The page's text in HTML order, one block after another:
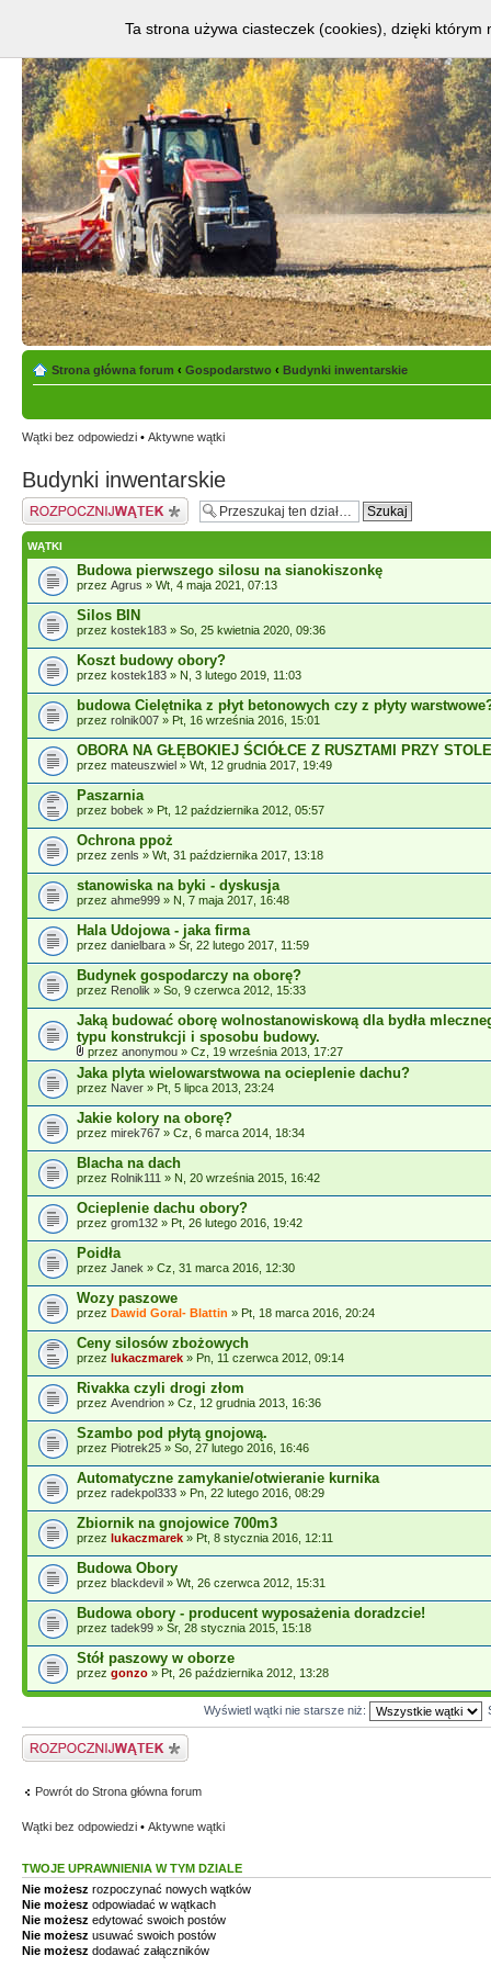
Strona główna forum ‹ Gospodarstwo ‹ Budynki inwentarskie
Wątki bez odpowiedzi • Aktywne wątki
Budynki inwentarskie
Napisz wątek
WĄTKI
Budowa pierwszego silosu na sianokiszonkę
przez Agrus » Wt, 4 maja 2021, 07:13
Silos BIN
przez kostek183 » So, 25 kwietnia 2020, 09:36
Koszt budowy obory?
przez kostek183 » N, 3 lutego 2019, 11:03
budowa Cielętnika z płyt betonowych czy z płyty
przez rolnik007 » Pt, 16 września 2016, 15:01
OBORA NA GŁĘBOKIEJ ŚCIÓŁCE Z RUSZTAMI PRZY
przez mateuszwiel » Wt, 12 grudnia 2017, 19:49
Paszarnia
przez bobek » Pt, 12 października 2012, 05:57
Ochrona ppoż
przez zenls » Wt, 31 października 2017, 13:18
stanowiska na byki - dyskusja
przez ahme999 » N, 7 maja 2017, 16:48
Hala Udojowa - jaka firma
przez danielbara » Śr, 22 lutego 2017, 11:59
Budynek gospodarczy na oborę?
przez Renolik » So, 9 czerwca 2012, 15:33
Jaką budować oborę wolnostanowiskową dla bydła
typu konstrukcji i sposobu budowy.
przez anonymou » Cz, 19 września 2013, 17:27
Jaka plyta wielowarstwowa na ocieplenie dachu?
przez Naver » Pt, 5 lipca 2013, 23:24
Jakie kolory na oborę?
przez mirek767 » Cz, 6 marca 2014, 18:34
Blacha na dach
przez Rolnik111 » N, 20 września 2015, 16:42
Ocieplenie dachu obory?
przez grom132 » Pt, 26 lutego 2016, 19:42
Poidła
przez Janek » Cz, 31 marca 2016, 12:30
Wozy paszowe
przez Dawid Goral- Blattin » Pt, 18 marca 2016, 20:24
Ceny silosów zbożowych
przez lukaczmarek » Pn, 11 czerwca 2012, 09:14
Rivakka czyli drogi złom
przez Avendrion » Cz, 12 grudnia 2013, 16:36
Szambo pod płytą gnojową.
przez Piotrek25 » So, 27 lutego 2016, 16:46
Automatyczne zamykanie/otwieranie kurnika
przez radekpol333 » Pn, 22 lutego 2016, 08:29
Zbiornik na gnojowice 700m3
przez lukaczmarek » Pt, 8 stycznia 2016, 12:11
Budowa Obory
przez blackdevil » Wt, 26 czerwca 2012, 15:31
Budowa obory - producent wyposażenia doradzcie!
przez tadek99 » Śr, 28 stycznia 2015, 15:18
Stół paszowy w oborze
przez gonzo » Pt, 26 października 2012, 13:28
Wyświetl wątki nie starsze niż:
Napisz wątek
Powrót do Strona główna forum
Wątki bez odpowiedzi • Aktywne wątki
TWOJE UPRAWNIENIA W TYM DZIALE
Nie możesz rozpoczynać nowych wątków
Nie możesz odpowiadać w wątkach
Nie możesz edytować swoich postów
Nie możesz usuwać swoich postów
Nie możesz dodawać załączników
Ta strona używa ciasteczek (cookies), dzięki którym